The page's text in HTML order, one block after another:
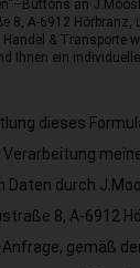
an
8, A-6912 Hörbranz,
& Transporte
Ihnen ein
dieses
durch
8, A-6912
gemäß